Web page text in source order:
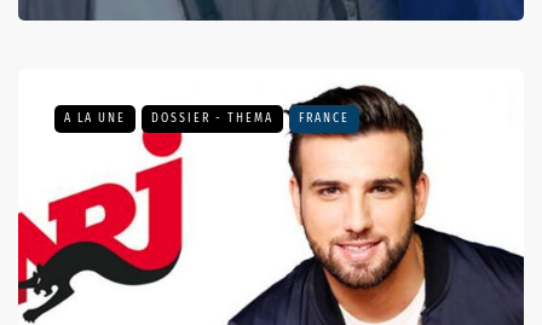
A LA UNE DOSSIER - THEMA FRANCE